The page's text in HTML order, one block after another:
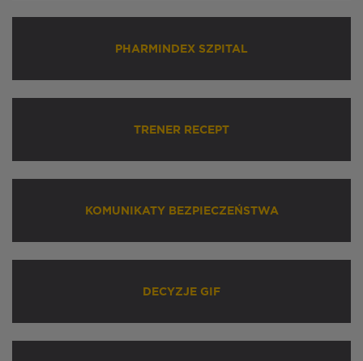
PHARMINDEX SZPITAL
TRENER RECEPT
KOMUNIKATY BEZPIECZEŃSTWA
DECYZJE GIF